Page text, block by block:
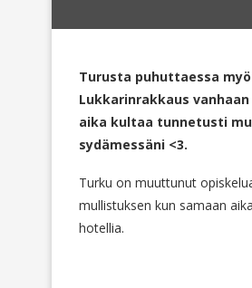
Turusta puhuttaessa
Lukkarinrakkaus
aika kultaa tunnetusti
sydämessäni <3.
Turku on muuttunut
mullistuksen kun samaan
hotellia.